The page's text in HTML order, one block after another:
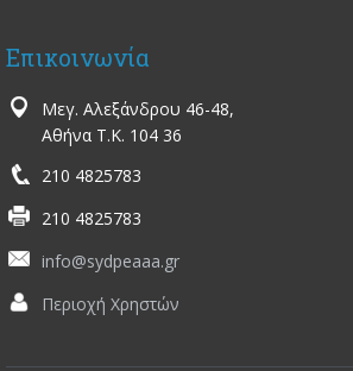
Επικοινωνία
Μεγ. Αλεξάνδρου 46-48,
Αθήνα Τ.Κ. 104 36
210 4825783
210 4825783
info@sydpeaaa.gr
Περιοχή Χρηστών